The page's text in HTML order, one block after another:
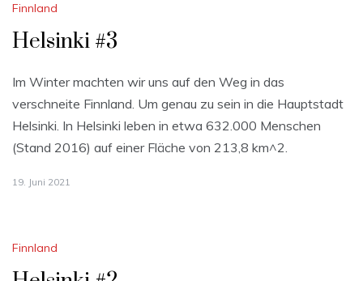
Finnland
Helsinki #3
Im Winter machten wir uns auf den Weg in das
verschneite Finnland. Um genau zu sein in die Hauptstadt
Helsinki. In Helsinki leben in etwa 632.000 Menschen
(Stand 2016) auf einer Fläche von 213,8 km^2.
19. Juni 2021
Finnland